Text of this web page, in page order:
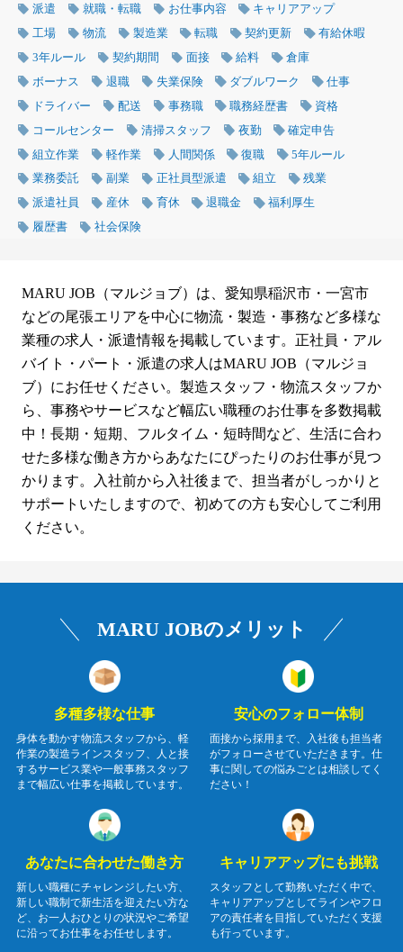
派遣 就職・転職 お仕事内容
キャリアアップ
工場
物流 製造業 転職 契約更新
有給休暇
3年ルール
契約期間 面接 給料
倉庫
ボーナス
退職 失業保険 ダブルワーク
仕事
ドライバー
配送 事務職 職務経歴書
資格
コールセンター
清掃スタッフ 夜勤
確定申告
組立作業
軽作業 人間関係 復職
5年ルール
業務委託
副業 正社員型派遣 組立
残業
派遣社員
産休 育休 退職金
福利厚生
履歴書
社会保険
MARU JOB（マルジョブ）は、愛知県稲沢市・一宮市
などの尾張エリアを中心に物流・製造・事務など多様な
業種の求人・派遣情報を掲載しています。正社員・アル
バイト・パート・派遣の求人はMARU JOB（マルジョ
ブ）にお任せください。製造スタッフ・物流スタッフか
ら、事務やサービスなど幅広い職種のお仕事を多数掲載
中！長期・短期、フルタイム・短時間など、生活に合わ
せた多様な働き方からあなたにぴったりのお仕事が見つ
かります。入社前から入社後まで、担当者がしっかりと
サポートいたしますので、初めての方も安心してご利用
ください。
MARU JOBのメリット
多種多様な仕事
身体を動かす物流スタッフから、軽
作業の製造ラインスタッフ、人と接
するサービス業や一般事務スタッフ
まで幅広い仕事を掲載しています。
安心のフォロー体制
面接から採用まで、入社後も担当者
がフォローさせていただきます。仕
事に関しての悩みごとは相談してく
ださい！
あなたに合わせた働き方
新しい職種にチャレンジしたい方、
新しい職制で新生活を迎えたい方な
ど、お一人おひとりの状況やご希望
に沿ってお仕事をお任せします。
キャリアアップにも挑戦
スタッフとして勤務いただく中で、
キャリアアップとしてラインやフロ
アの責任者を目指していただく支援
も行っています。